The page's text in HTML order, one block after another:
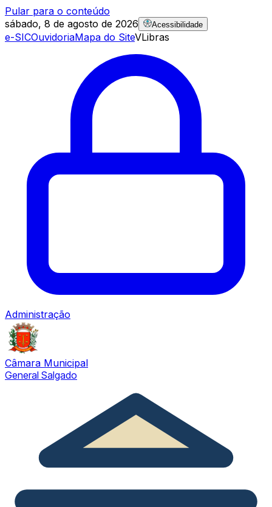
Pular para o conteúdo
sábado, 8 de agosto de 2026
Acessibilidade
e-SICOuvidoriaMapa do SiteVLibras
Administração
Câmara Municipal
General Salgado